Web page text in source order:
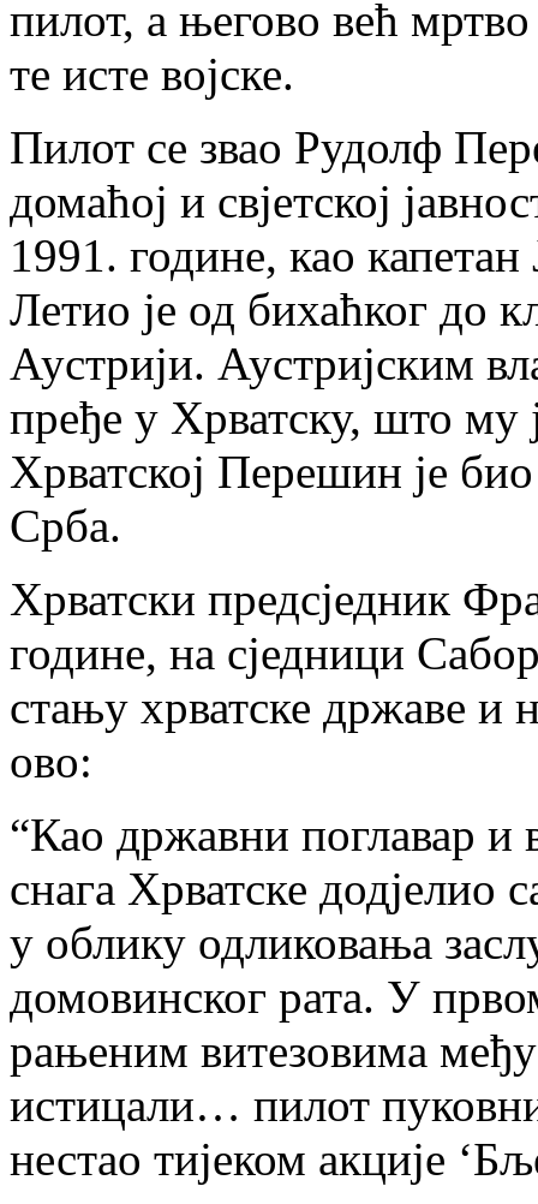
пилот, а његово већ
те исте војске.
Пилот се звао Рудолф
домаћој и свјетској
1991. године, као
Летио је од бихаћког до
Аустрији. Аустријским
пређе у Хрватску, што му
Хрватској Перешин је
Срба.
Хрватски предсједник
године, на сједници
стању хрватске државе и
ово:
“Као државни поглавар и
снага Хрватске
у облику одликовања
домовинског рата. У
рањеним витезовима
истицали… пилот
нестао тијеком акције